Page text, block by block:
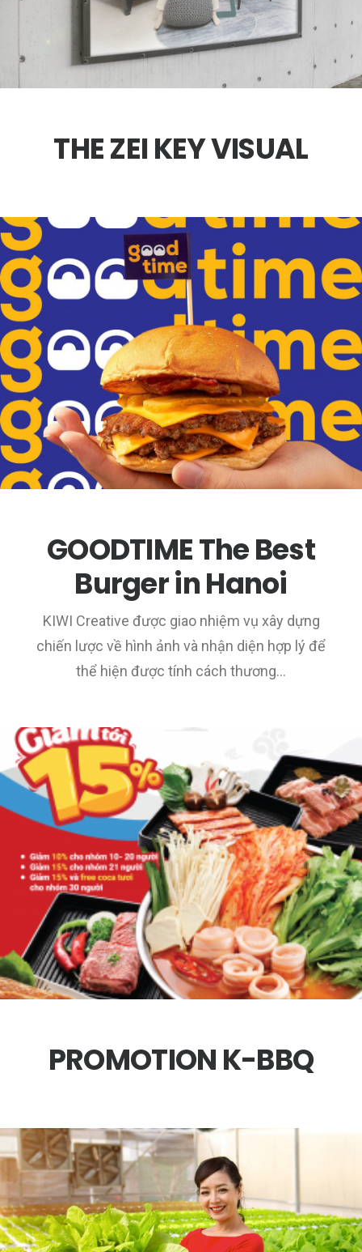
THE ZEI KEY VISUAL
GOODTIME The Best
Burger in Hanoi
KIWI Creative được giao nhiệm vụ xây dựng
chiến lược về hình ảnh và nhận diện hợp lý để
thể hiện được tính cách thương…
PROMOTION K-BBQ